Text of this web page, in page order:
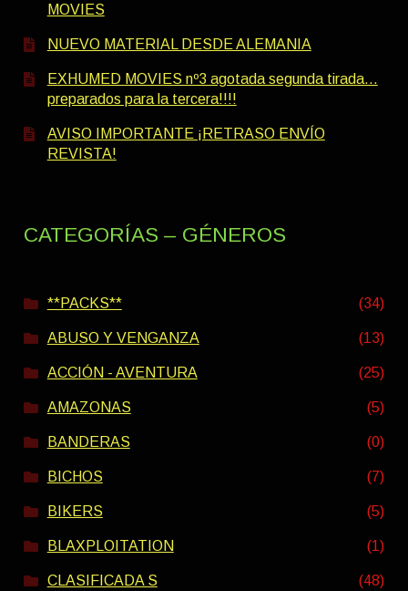
MOVIES
NUEVO MATERIAL DESDE ALEMANIA
EXHUMED MOVIES nº3 agotada segunda tirada…
preparados para la tercera!!!!
AVISO IMPORTANTE ¡RETRASO ENVÍO
REVISTA!
CATEGORÍAS – GÉNEROS
**PACKS** (34)
ABUSO Y VENGANZA (13)
ACCIÓN - AVENTURA (25)
AMAZONAS (5)
BANDERAS (0)
BICHOS (7)
BIKERS (5)
BLAXPLOITATION (1)
CLASIFICADA S (48)